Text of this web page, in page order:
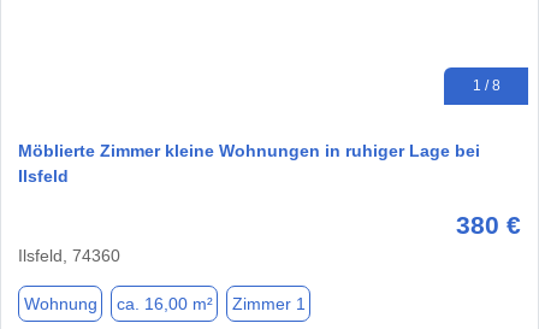
1 / 8
Möblierte Zimmer kleine Wohnungen in ruhiger Lage bei
Ilsfeld
380 €
Ilsfeld, 74360
Wohnung ca. 16,00 m² Zimmer 1